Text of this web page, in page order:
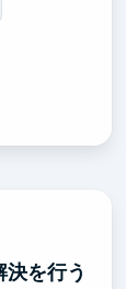
を行う